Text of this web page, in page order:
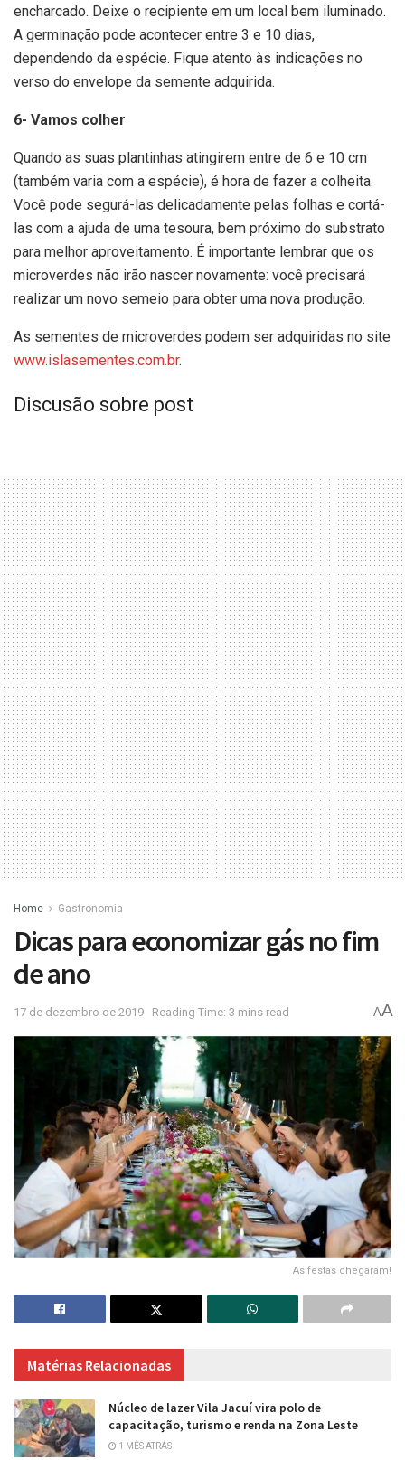
encharcado. Deixe o recipiente em um local bem iluminado.
A germinação pode acontecer entre 3 e 10 dias,
dependendo da espécie. Fique atento às indicações no
verso do envelope da semente adquirida.
6- Vamos colher
Quando as suas plantinhas atingirem entre de 6 e 10 cm
(também varia com a espécie), é hora de fazer a colheita.
Você pode segurá-las delicadamente pelas folhas e cortá-
las com a ajuda de uma tesoura, bem próximo do substrato
para melhor aproveitamento. É importante lembrar que os
microverdes não irão nascer novamente: você precisará
realizar um novo semeio para obter uma nova produção.
As sementes de microverdes podem ser adquiridas no site
www.islasementes.com.br.
Discusão sobre post
Home Gastronomia
Dicas para economizar gás no fim
de ano
17 de dezembro de 2019 Reading Time: 3 mins read AA
As festas chegaram!
Matérias Relacionadas
Núcleo de lazer Vila Jacuí vira polo de
capacitação, turismo e renda na Zona Leste
1 MÊS ATRÁS